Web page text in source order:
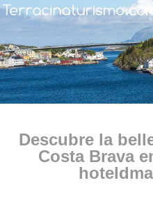
Descubre la
Costa Brava